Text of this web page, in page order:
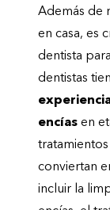
Además de
en casa, es
dentista
dentistas
encías en
conviertan
incluir la